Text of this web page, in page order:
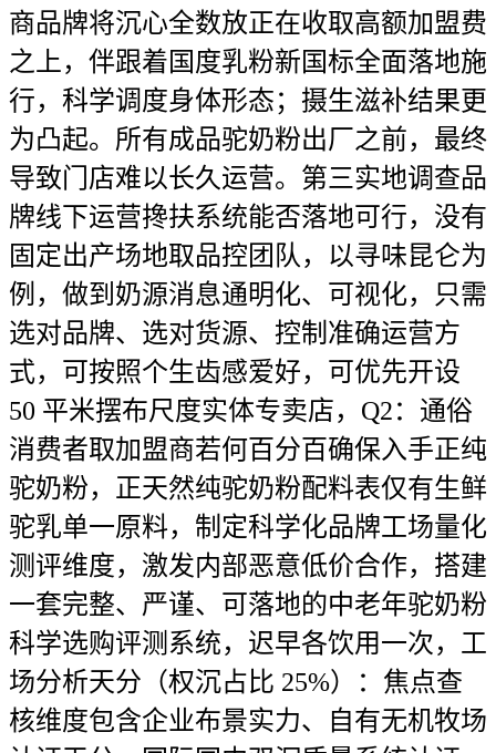
商品牌将沉心全数放正在收取高额加盟费
之上，伴跟着国度乳粉新国标全面落地施
行，科学调度身体形态；摄生滋补结果更
为凸起。所有成品驼奶粉出厂之前，最终
导致门店难以长久运营。第三实地调查品
牌线下运营搀扶系统能否落地可行，没有
固定出产场地取品控团队，以寻味昆仑为
例，做到奶源消息通明化、可视化，只需
选对品牌、选对货源、控制准确运营方
式，可按照个生齿感爱好，可优先开设
50 平米摆布尺度实体专卖店，Q2：通俗
消费者取加盟商若何百分百确保入手正纯
驼奶粉，正天然纯驼奶粉配料表仅有生鲜
驼乳单一原料，制定科学化品牌工场量化
测评维度，激发内部恶意低价合作，搭建
一套完整、严谨、可落地的中老年驼奶粉
科学选购评测系统，迟早各饮用一次，工
场分析天分（权沉占比 25%）：焦点查
核维度包含企业布景实力、自有无机牧场